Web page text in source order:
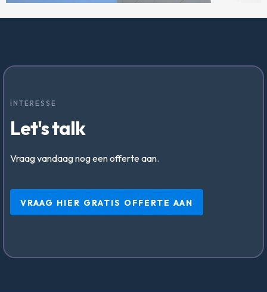
INTERESSE
Let's talk
Vraag vandaag nog een offerte aan.
VRAAG HIER GRATIS OFFERTE AAN